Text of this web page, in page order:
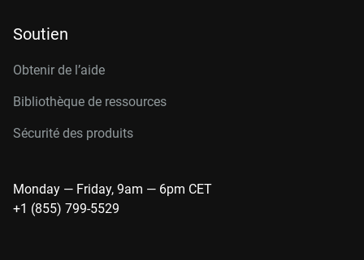
Soutien
Obtenir de l’aide
Bibliothèque de ressources
Sécurité des produits
Monday — Friday, 9am — 6pm CET
+1 (855) 799-5529